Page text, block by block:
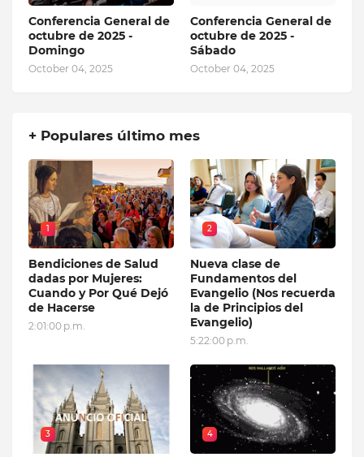
Conferencia General de
octubre de 2025 -
Domingo
October 04, 2025
Conferencia General de
octubre de 2025 -
Sábado
October 04, 2025
+ Populares último mes
1
Bendiciones de Salud
dadas por Mujeres:
Cuando y Por Qué Dejó
de Hacerse
2:01:00 p.m.
2
Nueva clase de
Fundamentos del
Evangelio (Nos recuerda
la de Principios del
Evangelio)
5:22:00 p.m.
3 4